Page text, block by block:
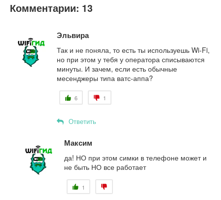
Комментарии: 13
Эльвира
Так и не поняла, то есть ты используешь Wi-Fi,
но при этом у тебя у оператора списываются
минуты. И зачем, если есть обычные
месенджеры типа ватс-аппа?
6 1
Ответить
Максим
да! НО при этом симки в телефоне может и
не быть НО все работает
1